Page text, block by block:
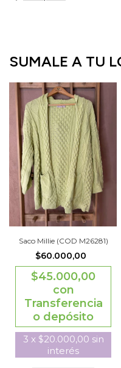
SUMALE A TU
Saco Millie (COD M26281)
$60.000,00
$45.000,00
con
Transferencia
o depósito
3 x $20.000,00 sin
interés